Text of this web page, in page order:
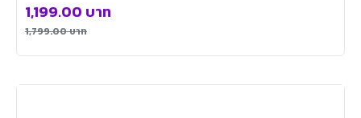
1,799.00บาท
1,199.00 บาท